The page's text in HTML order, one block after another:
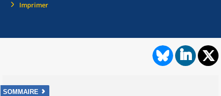
Imprimer
SOMMAIRE